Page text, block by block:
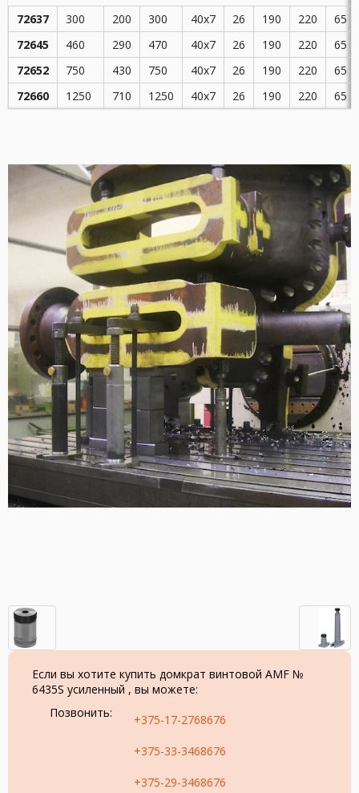
72637
300 200 300 40x7 26 190 220
65
72645
460 290 470 40x7 26 190 220
65
72652
750 430 750 40x7 26 190 220
65
72660
1250 710 1250 40x7 26 190 220 65
Если вы хотите купить домкрат винтовой AMF №
6435S усиленный , вы можете:
Позвонить:
+375-17-2768676
+375-33-3468676
+375-29-3468676